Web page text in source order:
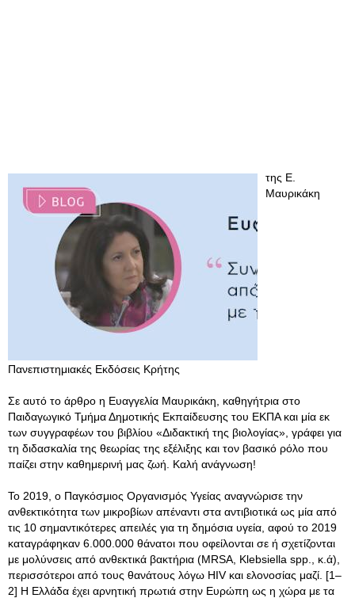
της Ε.
Μαυρικάκη
Πανεπιστημιακές Εκδόσεις Κρήτης
Σε αυτό το άρθρο η Ευαγγελία Μαυρικάκη, καθηγήτρια στο
Παιδαγωγικό Τμήμα Δημοτικής Εκπαίδευσης του ΕΚΠΑ και μία εκ
των συγγραφέων του βιβλίου «Διδακτική της βιολογίας», γράφει για
τη διδασκαλία της θεωρίας της εξέλιξης και τον βασικό ρόλο που
παίζει στην καθημερινή μας ζωή. Καλή ανάγνωση!
Το 2019, ο Παγκόσμιος Οργανισμός Υγείας αναγνώρισε την
ανθεκτικότητα των μικροβίων απέναντι στα αντιβιοτικά ως μία από
τις 10 σημαντικότερες απειλές για τη δημόσια υγεία, αφού το 2019
καταγράφηκαν 6.000.000 θάνατοι που οφείλονται σε ή σχετίζονται
με μολύνσεις από ανθεκτικά βακτήρια (MRSA, Klebsiella spp., κ.ά),
περισσότεροι από τους θανάτους λόγω HIV και ελονοσίας μαζί. [1–
2] Η Ελλάδα έχει αρνητική πρωτιά στην Ευρώπη ως η χώρα με τα